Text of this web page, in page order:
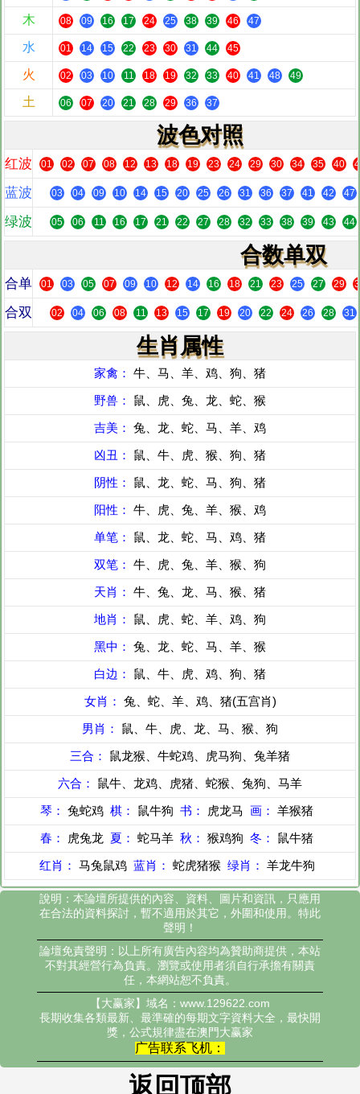
木 08 09 16 17 24 25 38 39 46 47
水 01 14 15 22 23 30 31 44 45
火 02 03 10 11 18 19 32 33 40 41 48 49
土 06 07 20 21 28 29 36 37
波色对照
红波 01 02 07 08 12 13 18 19 23 24 29 30 34 35 40
蓝波 03 04 09 10 14 15 20 25 26 31 36 37 41 42 47
绿波 05 06 11 16 17 21 22 27 28 32 33 38 39 43 44
合数单双
合单 01 03 05 07 09 10 12 14 16 18 21 23 25 27 29
合双 02 04 06 08 11 13 15 17 19 20 22 24 26 28 31
生肖属性
家禽： 牛、马、羊、鸡、狗、猪
野兽： 鼠、虎、兔、龙、蛇、猴
吉美： 兔、龙、蛇、马、羊、鸡
凶丑： 鼠、牛、虎、猴、狗、猪
阴性： 鼠、龙、蛇、马、狗、猪
阳性： 牛、虎、兔、羊、猴、鸡
单笔： 鼠、龙、蛇、马、鸡、猪
双笔： 牛、虎、兔、羊、猴、狗
天肖： 牛、兔、龙、马、猴、猪
地肖： 鼠、虎、蛇、羊、鸡、狗
黑中： 兔、龙、蛇、马、羊、猴
白边： 鼠、牛、虎、鸡、狗、猪
女肖： 兔、蛇、羊、鸡、猪(五宫肖)
男肖： 鼠、牛、虎、龙、马、猴、狗
三合： 鼠龙猴、牛蛇鸡、虎马狗、兔羊猪
六合： 鼠牛、龙鸡、虎猪、蛇猴、兔狗、马羊
琴： 兔蛇鸡 棋： 鼠牛狗 书： 虎龙马 画： 羊猴猪
春：
虎兔龙 夏： 蛇马羊 秋： 猴鸡狗 冬： 鼠牛猪
红肖： 马兔鼠鸡 蓝肖： 蛇虎猪猴 绿肖： 羊龙牛狗
說明：本論壇所提供的內容、資料、圖片和資訊，只應用
在合法的資料探討，暫不適用於其它，外圍和使用。特此
聲明！
論壇免責聲明：以上所有廣告內容均為贊助商提供，本站
不對其經營行為負責。瀏覽或使用者須自行承擔有關責
任，本網站恕不負責。
【大赢家】域名：www.129622.com
長期收集各類最新、最準確的每期文字資料大全，最快開
獎，公式規律盡在澳門大赢家
广告联系飞机：
返回顶部